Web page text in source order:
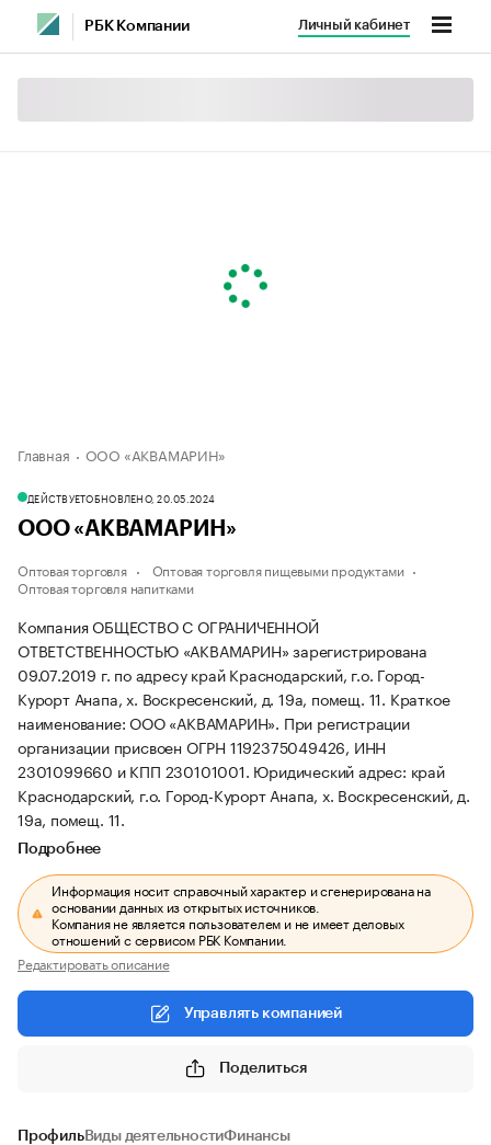
РБК Компании Личный кабинет
Главная ООО «АКВАМАРИН»
ДЕЙСТВУЕТОБНОВЛЕНО, 20.05.2024
ООО «АКВАМАРИН»
Оптовая торговля
Оптовая торговля пищевыми продуктами
Оптовая торговля напитками
Компания ОБЩЕСТВО С ОГРАНИЧЕННОЙ
ОТВЕТСТВЕННОСТЬЮ «АКВАМАРИН» зарегистрирована
09.07.2019 г. по адресу край Краснодарский, г.о. Город-
Курорт Анапа, х. Воскресенский, д. 19а, помещ. 11. Краткое
наименование: ООО «АКВАМАРИН». При регистрации
организации присвоен ОГРН 1192375049426, ИНН
2301099660 и КПП 230101001. Юридический адрес: край
Краснодарский, г.о. Город-Курорт Анапа, х. Воскресенский, д.
19а, помещ. 11.
Подробнее
Информация носит справочный характер и сгенерирована на
основании данных из открытых источников.
Компания не является пользователем и не имеет деловых
отношений с сервисом РБК Компании.
Редактировать описание
Управлять компанией
Поделиться
ПрофильВиды деятельностиФинансы